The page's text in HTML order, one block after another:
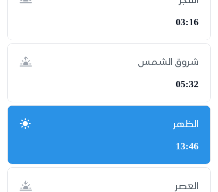
03:16
شروق الشمس
05:32
الظهر
13:46
العصر